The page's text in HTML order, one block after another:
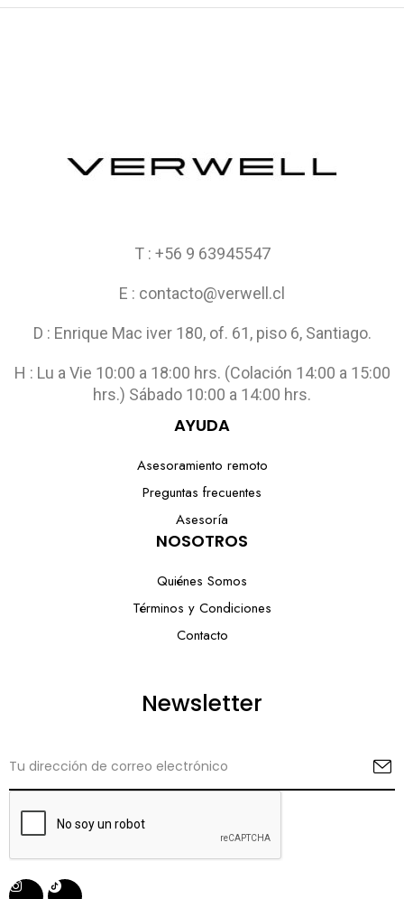
T : +56 9 63945547
E : contacto@verwell.cl
D : Enrique Mac iver 180, of. 61, piso 6, Santiago.
H : Lu a Vie 10:00 a 18:00 hrs. (Colación 14:00 a 15:00
hrs.) Sábado 10:00 a 14:00 hrs.
AYUDA
Asesoramiento remoto
Preguntas frecuentes
Asesoría
NOSOTROS
Quiénes Somos
Términos y Condiciones
Contacto
Newsletter